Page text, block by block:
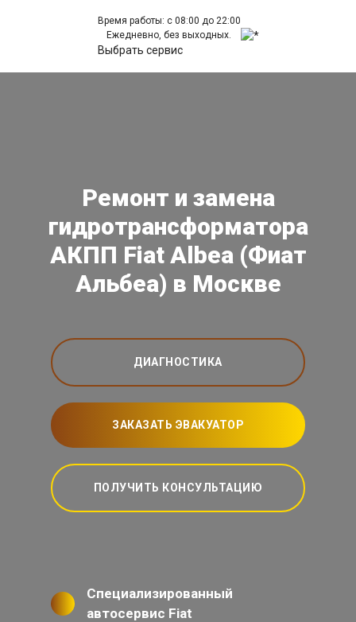
Время работы: с 08:00 до 22:00
Ежедневно, без выходных.
Выбрать сервис
Ремонт и замена
гидротрансформатора
АКПП Fiat Albea (Фиат
Альбеа) в Москве
ДИАГНОСТИКА
ЗАКАЗАТЬ ЭВАКУАТОР
ПОЛУЧИТЬ КОНСУЛЬТАЦИЮ
Специализированный
автосервис Fiat